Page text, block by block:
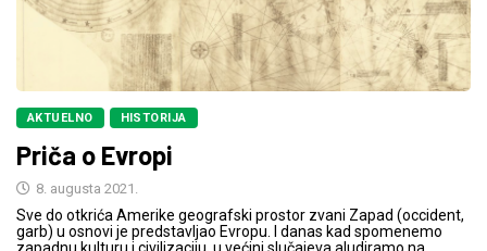
AKTUELNO HISTORIJA
Priča o Evropi
8. augusta 2021.
Sve do otkrića Amerike geografski prostor zvani Zapad (occident,
garb) u osnovi je predstavljao Evropu. I danas kad spomenemo